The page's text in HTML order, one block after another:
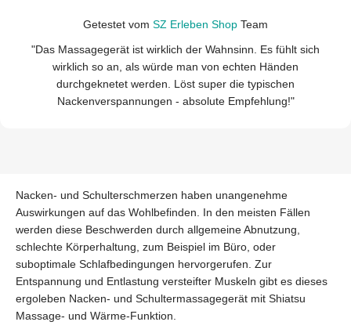
Getestet vom SZ Erleben Shop Team
"Das Massagegerät ist wirklich der Wahnsinn. Es fühlt sich
wirklich so an, als würde man von echten Händen
durchgeknetet werden. Löst super die typischen
Nackenverspannungen - absolute Empfehlung!"
Nacken- und Schulterschmerzen haben unangenehme
Auswirkungen auf das Wohlbefinden. In den meisten Fällen
werden diese Beschwerden durch allgemeine Abnutzung,
schlechte Körperhaltung, zum Beispiel im Büro, oder
suboptimale Schlafbedingungen hervorgerufen. Zur
Entspannung und Entlastung versteifter Muskeln gibt es dieses
ergoleben Nacken- und Schultermassagegerät mit Shiatsu
Massage- und Wärme-Funktion.